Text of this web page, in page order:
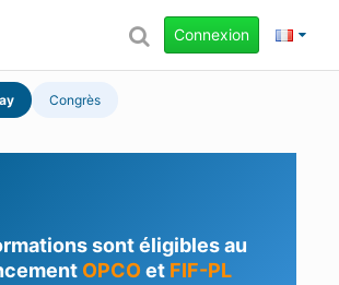
Connexion
Congrès
sont éligibles au
OPCOet FIF-PL